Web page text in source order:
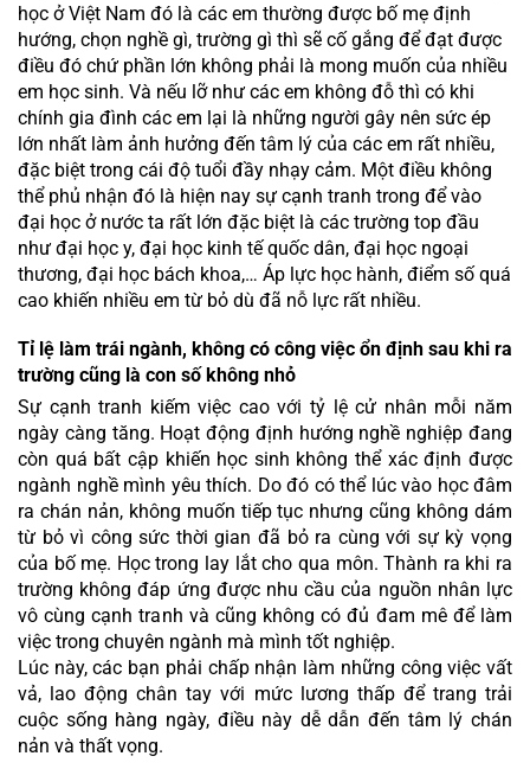
học ở Việt Nam đó là các em thường được bố mẹ định
hướng, chọn nghề gì, trường gì thì sẽ cố gắng để đạt được
điều đó chứ phần lớn không phải là mong muốn của nhiều
em học sinh. Và nếu lỡ như các em không đỗ thì có khi
chính gia đình các em lại là những người gây nên sức ép
lớn nhất làm ảnh hưởng đến tâm lý của các em rất nhiều,
đặc biệt trong cái độ tuổi đầy nhạy cảm. Một điều không
thể phủ nhận đó là hiện nay sự cạnh tranh trong để vào
đại học ở nước ta rất lớn đặc biệt là các trường top đầu
như đại học y, đại học kinh tế quốc dân, đại học ngoại
thương, đại học bách khoa,… Áp lực học hành, điểm số quá
cao khiến nhiều em từ bỏ dù đã nỗ lực rất nhiều.
Tỉ lệ làm trái ngành, không có công việc ổn định sau khi ra
trường cũng là con số không nhỏ
Sự cạnh tranh kiếm việc cao với tỷ lệ cử nhân mỗi năm
ngày càng tăng. Hoạt động định hướng nghề nghiệp đang
còn quá bất cập khiến học sinh không thể xác định được
ngành nghề mình yêu thích. Do đó có thể lúc vào học đâm
ra chán nản, không muốn tiếp tục nhưng cũng không dám
từ bỏ vì công sức thời gian đã bỏ ra cùng với sự kỳ vọng
của bố mẹ. Học trong lay lắt cho qua môn. Thành ra khi ra
trường không đáp ứng được nhu cầu của nguồn nhân lực
vô cùng cạnh tranh và cũng không có đủ đam mê để làm
việc trong chuyên ngành mà mình tốt nghiệp.
Lúc này, các bạn phải chấp nhận làm những công việc vất
vả, lao động chân tay với mức lương thấp để trang trải
cuộc sống hàng ngày, điều này dễ dẫn đến tâm lý chán
nản và thất vọng.